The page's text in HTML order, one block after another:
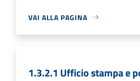
VAI ALLA PAGINA
1.3.2.1 Ufficio stampa e